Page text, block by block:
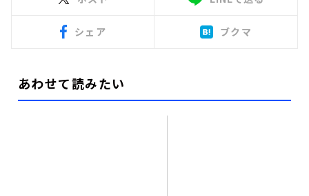
シェア ブクマ
あわせて読みたい